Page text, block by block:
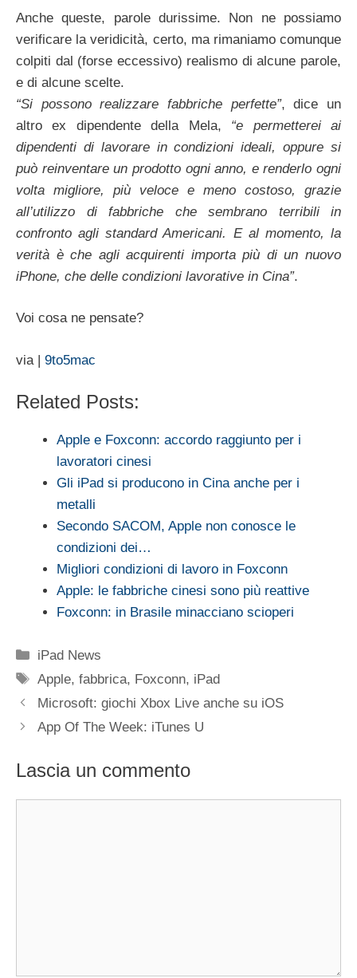
Anche queste, parole durissime. Non ne possiamo
verificare la veridicità, certo, ma rimaniamo comunque
colpiti dal (forse eccessivo) realismo di alcune parole,
e di alcune scelte.
“Si possono realizzare fabbriche perfette”, dice un
altro ex dipendente della Mela, “e permetterei ai
dipendenti di lavorare in condizioni ideali, oppure si
può reinventare un prodotto ogni anno, e renderlo ogni
volta migliore, più veloce e meno costoso, grazie
all’utilizzo di fabbriche che sembrano terribili in
confronto agli standard Americani. E al momento, la
verità è che agli acquirenti importa più di un nuovo
iPhone, che delle condizioni lavorative in Cina”.
Voi cosa ne pensate?
via | 9to5mac
Related Posts:
Apple e Foxconn: accordo raggiunto per i
lavoratori cinesi
Gli iPad si producono in Cina anche per i
metalli
Secondo SACOM, Apple non conosce le
condizioni dei…
Migliori condizioni di lavoro in Foxconn
Apple: le fabbriche cinesi sono più reattive
Foxconn: in Brasile minacciano scioperi
Categorie
iPad News
Tag
Apple,fabbrica, Foxconn, iPad
Microsoft: giochi Xbox Live anche su iOS
App Of The Week: iTunes U
Lascia un commento